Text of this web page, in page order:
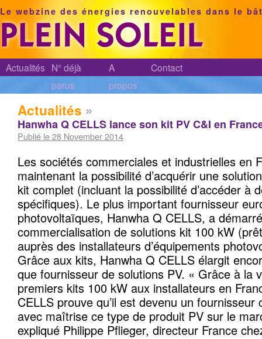
Le webzine des énergies renouvelables dans le
Actualités N° déjà
parus
A
propos
Contact
Actualités »
Hanwha Q CELLS lance son kit PV C&I en
Publié le 28 November 2014
Les sociétés commerciales et industrielles en
maintenant la possibilité d’acquérir une
kit complet (incluant la possibilité d’accéder à
spécifiques). Le plus important fournisseur
photovoltaïques, Hanwha Q CELLS, a
commercialisation de solutions kit 100 kW
auprès des installateurs d’équipements
Grâce aux kits, Hanwha Q CELLS élargit
que fournisseur de solutions PV. « Grâce à la
premiers kits 100 kW aux installateurs en
CELLS prouve qu’il est devenu un fournisseur
avec maîtrise ce type de produit PV sur le
expliqué Philippe Pflieger, directeur France